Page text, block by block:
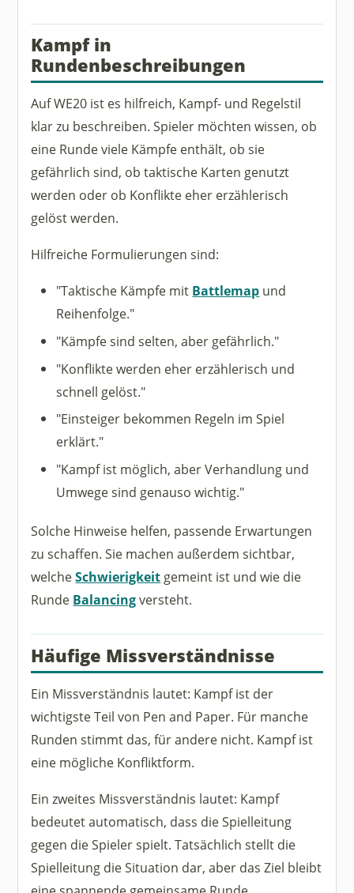
Kampf in
Rundenbeschreibungen
Auf WE20 ist es hilfreich, Kampf- und Regelstil
klar zu beschreiben. Spieler möchten wissen, ob
eine Runde viele Kämpfe enthält, ob sie
gefährlich sind, ob taktische Karten genutzt
werden oder ob Konflikte eher erzählerisch
gelöst werden.
Hilfreiche Formulierungen sind:
"Taktische Kämpfe mit Battlemap und
Reihenfolge."
"Kämpfe sind selten, aber gefährlich."
"Konflikte werden eher erzählerisch und
schnell gelöst."
"Einsteiger bekommen Regeln im Spiel
erklärt."
"Kampf ist möglich, aber Verhandlung und
Umwege sind genauso wichtig."
Solche Hinweise helfen, passende Erwartungen
zu schaffen. Sie machen außerdem sichtbar,
welcheSchwierigkeit gemeint ist und wie die
Runde Balancingversteht.
Häufige Missverständnisse
Ein Missverständnis lautet: Kampf ist der
wichtigste Teil von Pen and Paper. Für manche
Runden stimmt das, für andere nicht. Kampf ist
eine mögliche Konfliktform.
Ein zweites Missverständnis lautet: Kampf
bedeutet automatisch, dass die Spielleitung
gegen die Spieler spielt. Tatsächlich stellt die
Spielleitung die Situation dar, aber das Ziel bleibt